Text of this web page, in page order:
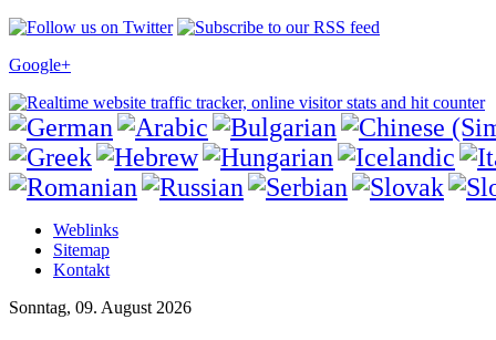
Google+
Weblinks
Sitemap
Kontakt
Sonntag, 09. August 2026